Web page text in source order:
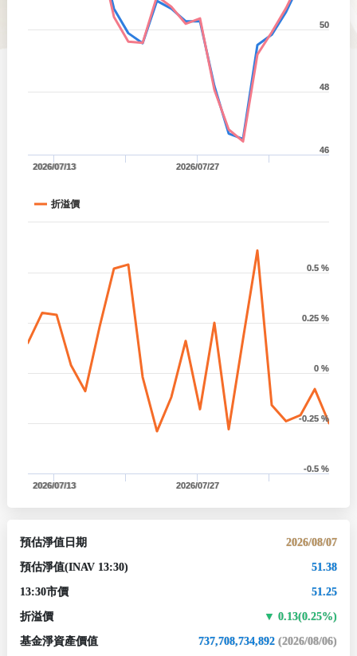
2026/07/13 2026/07/27
46
48
50
折溢價
2026/07/13 2026/07/27
-0.5 %
-0.25 %
0 %
0.25 %
0.5 %
預估淨值日期 2026/08/07
預估淨值(INAV 13:30) 51.38
13:30市價 51.25
折溢價 0.13(0.25%)
基金淨資產價值 737,708,734,892 (2026/08/06)